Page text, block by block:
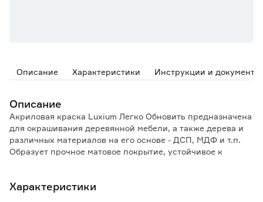
Описание Характеристики Инструкции и документы
Описание
Акриловая краска Luxium Легко Обновить предназначена
для окрашивания деревянной мебели, а также дерева и
различных материалов на его основе - ДСП, МДФ и т.п.
Образует прочное матовое покрытие, устойчивое к
окрашенных поверхностей. Подходит для окрашивания
Характеристики